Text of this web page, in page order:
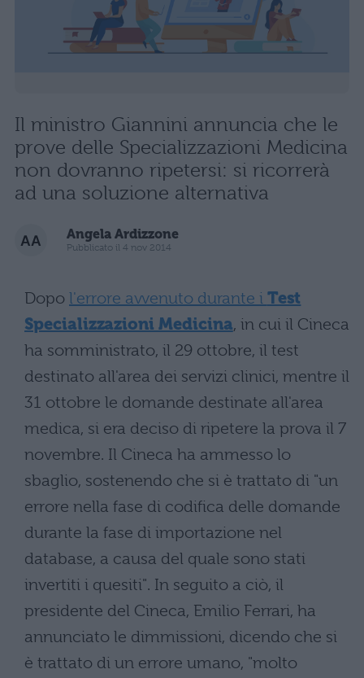
Il ministro Giannini annuncia che le
prove delle Specializzazioni Medicina
non dovranno ripetersi: si ricorrerà
ad una soluzione alternativa
Angela Ardizzone
Pubblicato il 4 nov 2014
Dopo l'errore avvenuto durante i Test
Specializzazioni Medicina, in cui il Cineca
ha somministrato, il 29 ottobre, il test
destinato all'area dei servizi clinici, mentre il
31 ottobre le domande destinate all'area
medica, si era deciso di ripetere la prova il 7
novembre. Il Cineca ha ammesso lo
sbaglio, sostenendo che si è trattato di "un
errore nella fase di codifica delle domande
durante la fase di importazione nel
database, a causa del quale sono stati
invertiti i quesiti". In seguito a ciò, il
presidente del Cineca, Emilio Ferrari, ha
annunciato le dimmissioni, dicendo che si
è trattato di un errore umano, "molto